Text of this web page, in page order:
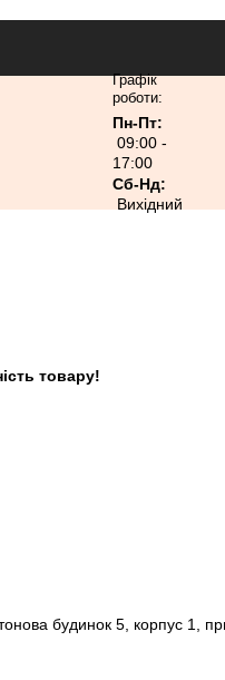
Графік
роботи:
Пн-Пт:
09:00 -
17:00
Сб-Нд:
Вихідний
товару!
будинок 5, корпус 1,